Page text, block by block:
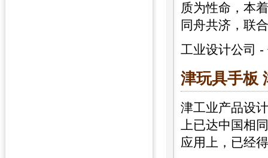
质为性命，本
同舟共济，联
工业设计公司 -
津玩具手板
津工业产品设
上已达中国相
应用上，已经